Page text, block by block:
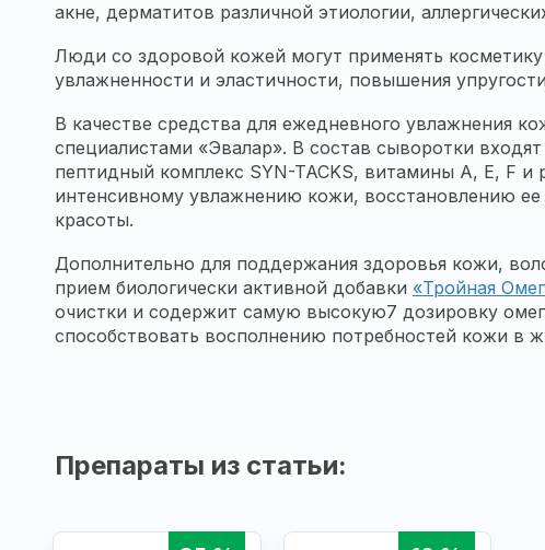
акне, дерматитов различной этиологии,
Люди со здоровой кожей могут применять
увлажненности и эластичности, повышения
В качестве средства для ежедневного увлажнения
специалистами «Эвалар». В состав сыворотки
пептидный комплекс SYN-TACKS, витамины А, Е, F
интенсивному увлажнению кожи, восстановлению
красоты.
Дополнительно для поддержания здоровья кожи,
прием биологически активной добавки «Тройная
очистки и содержит самую высокую7 дозировку
способствовать восполнению потребностей кожи в
Препараты из статьи: